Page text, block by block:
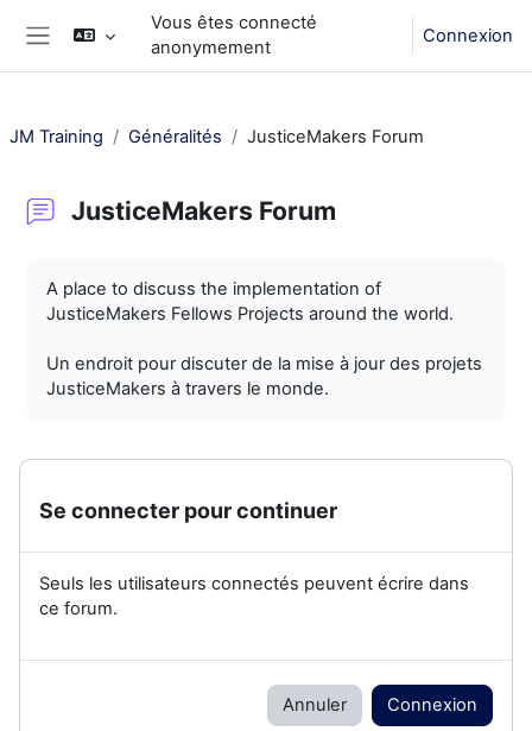
Passer au contenu principal
Panneau latéral
Vous êtes connecté
anonymement
Connexion
JM Training Généralités JusticeMakers Forum
JusticeMakers Forum
A place to discuss the implementation of
JusticeMakers Fellows Projects around the world.
Un endroit pour discuter de la mise à jour des projets
JusticeMakers à travers le monde.
Se connecter pour continuer
Seuls les utilisateurs connectés peuvent écrire dans
ce forum.
Annuler Connexion